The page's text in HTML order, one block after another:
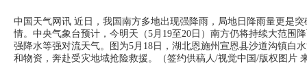
中国天气网讯 近日，我国南方多地出现强降雨，局地日降雨量更是
情。中央气象台预计，今明天（5月19至20日）南方仍将持续大范围
强降水等强对流天气。图为5月18日，湖北恩施州宣恩县沙道沟镇白
和物资，奔赴受灾地域抢险救援。（签约供稿人/视觉中国/版权图片